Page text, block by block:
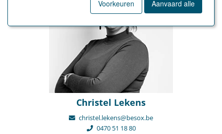
Christel Lekens
christel.lekens@besox.be
0470 51 18 80
Voorkeuren Aanvaard alle